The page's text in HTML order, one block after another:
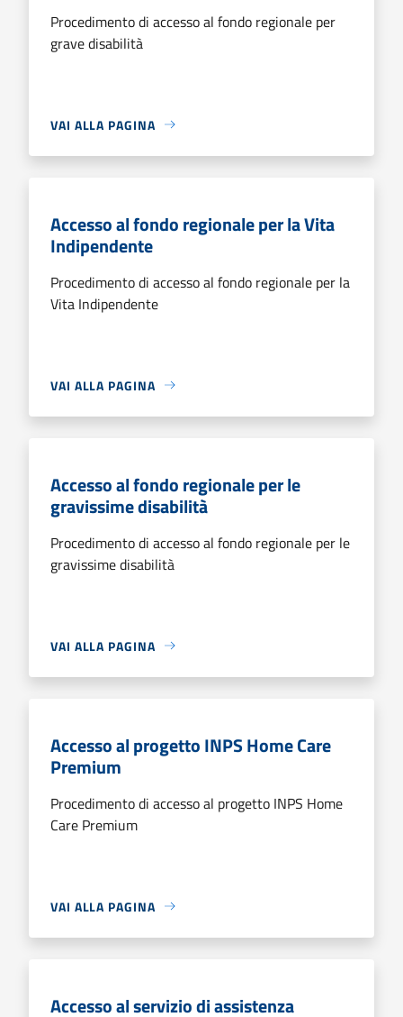
Procedimento di accesso al fondo regionale per
grave disabilità
VAI ALLA PAGINA
Accesso al fondo regionale per la Vita
Indipendente
Procedimento di accesso al fondo regionale per la
Vita Indipendente
VAI ALLA PAGINA
Accesso al fondo regionale per le
gravissime disabilità
Procedimento di accesso al fondo regionale per le
gravissime disabilità
VAI ALLA PAGINA
Accesso al progetto INPS Home Care
Premium
Procedimento di accesso al progetto INPS Home
Care Premium
VAI ALLA PAGINA
Accesso al servizio di assistenza